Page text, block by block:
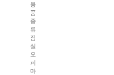
용
품
종
류
잠
실
오
피
마